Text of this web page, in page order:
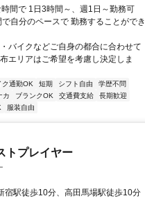
間で 1日3時間～、週1日～勤務可
自分のペースで 勤務することができ
バイクなどご自身の都合に合わせて
エリアはご希望を考慮し決定しま
ク通勤OK 短期 シフト自由
学歴不問
カ ブランクOK 交通費支給
長期歓迎
服装自由
トプレイヤー
宿駅徒歩10分、高田馬場駅徒歩10分